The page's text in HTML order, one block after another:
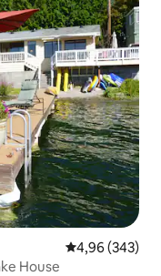
4,96 de uma
4,96 (343)
House